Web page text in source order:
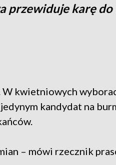
przewiduje karę do
W kwietniowych
kandydat na
– mówi rzecznik